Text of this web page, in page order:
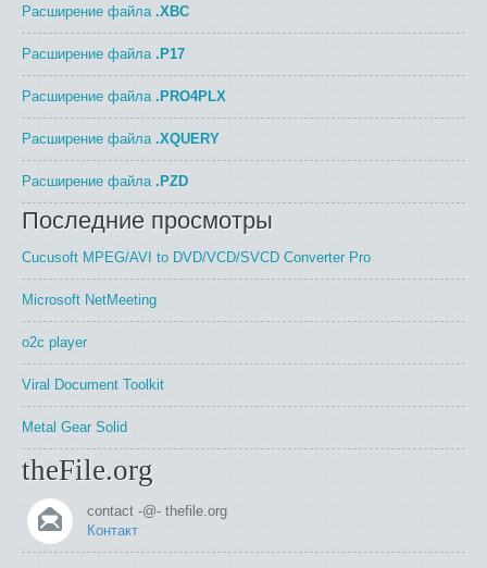
Расширение файла .XBC
Расширение файла .P17
Расширение файла .PRO4PLX
Расширение файла .XQUERY
Расширение файла .PZD
Последние просмотры
Cucusoft MPEG/AVI to DVD/VCD/SVCD Converter Pro
Microsoft NetMeeting
o2c player
Viral Document Toolkit
Metal Gear Solid
theFile.org
contact -@- thefile.org
Контакт